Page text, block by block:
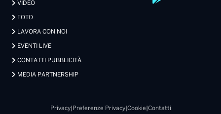
VIDEO
FOTO
LAVORA CON NOI
EVENTI LIVE
CONTATTI PUBBLICITÀ
MEDIA PARTNERSHIP
Privacy| Preferenze Privacy| Cookie Contatti